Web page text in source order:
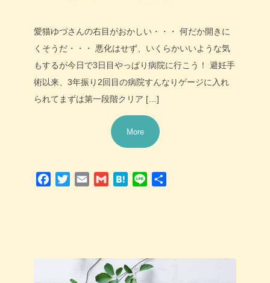
愛猫ゆづさんの右目がおかしい・・・ 何だか開きに
くそうだ・・・ 悪化はせず、いくらかいいような気
もするが今日で3日目やっぱり病院に行こう！ 避妊手
術以来、3年振り2回目の病院すんなりゲージに入れ
られてまずは第一段階クリア […]
More
Facebook
TwitterEmail Gmail Hatena
Line